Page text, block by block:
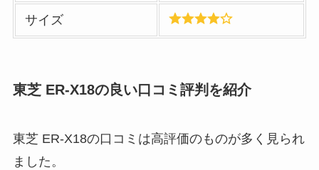
サイズ
東芝 ER-X18の良い口コミ評判を紹介
東芝 ER-X18の口コミは高評価のものが多く見られ
ました。